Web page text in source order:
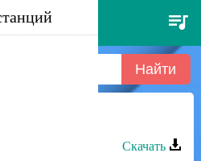
- мой свет
Мой свет
Скачать